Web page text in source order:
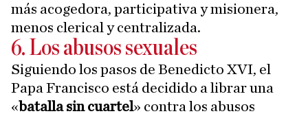
más acogedora, participativa y misionera,
menos clerical y centralizada.
6. Los abusos sexuales
Siguiendo los pasos de Benedicto XVI, el
Papa Francisco está decidido a librar una
«batalla sin cuartel» contra los abusos